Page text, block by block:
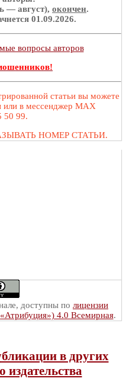
— август), окончен.
01.09.2026.
вопросы авторов
статьи вы можете
или в мессенджер MAX
50 99.
НОМЕР СТАТЬИ.
доступны по лицензии
4.0 Всемирная.
в других